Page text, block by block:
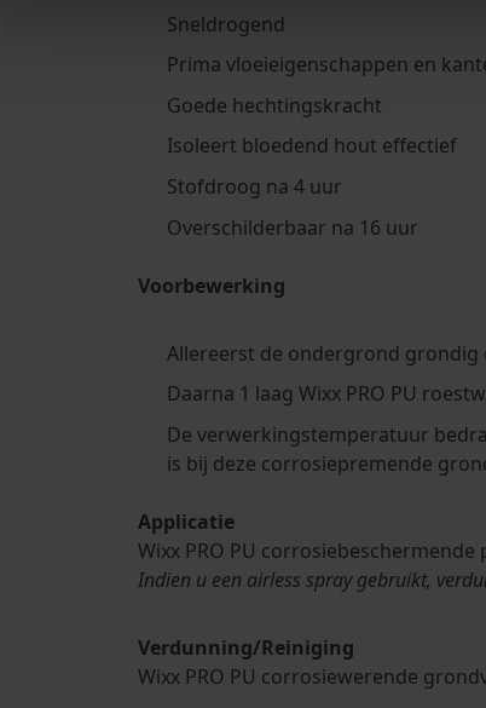
Sneldrogend
Prima vloeieigenschappen en
Goede hechtingskracht
Isoleert bloedend hout effectief
Stofdroog na 4 uur
Overschilderbaar na 16 uur
Voorbewerking
Allereerst de ondergrond grondig
Daarna 1 laag Wixx PRO PU
De verwerkingstemperatuur
is bij deze corrosiepremende
Applicatie
Wixx PRO PU
Indien u een airless spray gebruikt,
Verdunning/Reiniging
Wixx PRO PU corrosiewerende